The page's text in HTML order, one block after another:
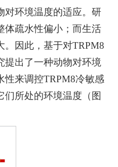
对环境温度的适应。研
体疏水性偏小；而生活
。因此，基于对TRPM8
提出了一种动物对环境
性来调控TRPM8冷敏感
所处的环境温度（图